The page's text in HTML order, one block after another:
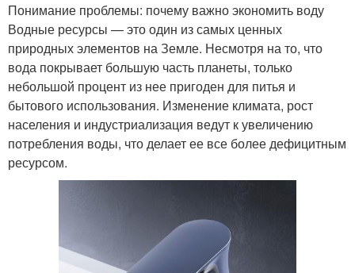
Понимание проблемы: почему важно экономить воду
Водные ресурсы — это один из самых ценных
природных элементов на Земле. Несмотря на то, что
вода покрывает большую часть планеты, только
небольшой процент из нее пригоден для питья и
бытового использования. Изменение климата, рост
населения и индустриализация ведут к увеличению
потребления воды, что делает ее все более дефицитным
ресурсом.